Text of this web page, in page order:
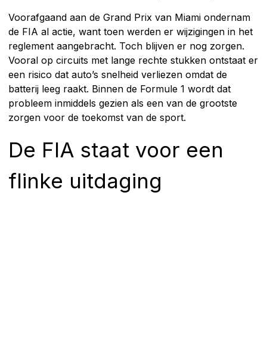
Voorafgaand aan de Grand Prix van Miami ondernam
de FIA al actie, want toen werden er wijzigingen in het
reglement aangebracht. Toch blijven er nog zorgen.
Vooral op circuits met lange rechte stukken ontstaat er
een risico dat auto’s snelheid verliezen omdat de
batterij leeg raakt. Binnen de Formule 1 wordt dat
probleem inmiddels gezien als een van de grootste
zorgen voor de toekomst van de sport.
De FIA staat voor een
flinke uitdaging